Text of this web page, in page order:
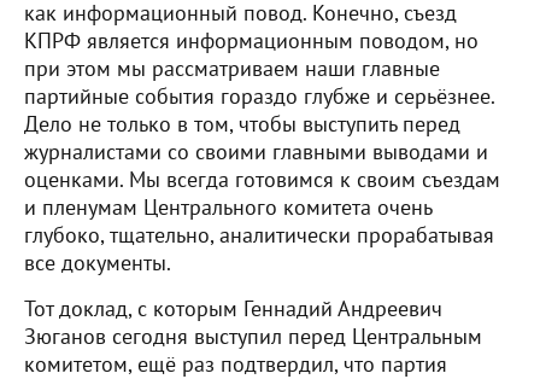
как информационный повод. Конечно, съезд
КПРФ является информационным поводом, но
при этом мы рассматриваем наши главные
партийные события гораздо глубже и серьёзнее.
Дело не только в том, чтобы выступить перед
журналистами со своими главными выводами и
оценками. Мы всегда готовимся к своим съездам
и пленумам Центрального комитета очень
глубоко, тщательно, аналитически прорабатывая
все документы.
Тот доклад, с которым Геннадий Андреевич
Зюганов сегодня выступил перед Центральным
комитетом, ещё раз подтвердил, что партия